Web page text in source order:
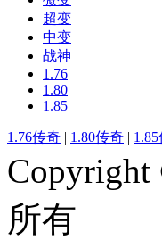
超变
中变
战神
1.76
1.80
1.85
1.76传奇 | 1.80传奇 |
所有